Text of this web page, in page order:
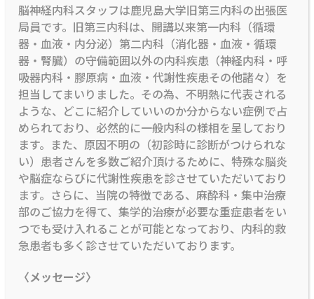
脳神経内科スタッフは鹿児島大学旧第三内科の出張医
局員です。旧第三内科は、開講以来第一内科（循環
器・血液・内分泌）第二内科（消化器・血液・循環
器・腎臓）の守備範囲以外の内科疾患（神経内科・呼
吸器内科・膠原病・血液・代謝性疾患その他諸々）を
担当してまいりました。その為、不明熱に代表される
ような、どこに紹介していいのか分からない症例で占
められており、必然的に一般内科の様相を呈しており
ます。また、原因不明の（初診時に診断がつけられな
い）患者さんを多数ご紹介頂けるために、特殊な脳炎
や脳症ならびに代謝性疾患を診させていただいており
ます。さらに、当院の特徴である、麻酔科・集中治療
部のご協力を得て、集学的治療が必要な重症患者をい
つでも受け入れることが可能となっており、内科的救
急患者も多く診させていただいております。
〈メッセージ〉